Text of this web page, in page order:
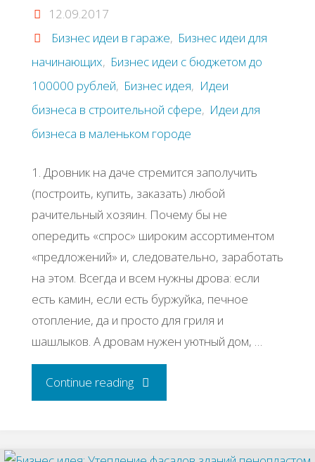
контейнеров"
12.09.2017
Бизнес идеи в гараже, Бизнес идеи для
начинающих, Бизнес идеи с бюджетом до
100000 рублей, Бизнес идея, Идеи
бизнеса в строительной сфере, Идеи для
бизнеса в маленьком городе
1. Дровник на даче стремится заполучить
(построить, купить, заказать) любой
рачительный хозяин. Почему бы не
опередить «спрос» широким ассортиментом
«предложений» и, следовательно, заработать
на этом. Всегда и всем нужны дрова: если
есть камин, если есть буржуйка, печное
отопление, да и просто для гриля и
шашлыков. А дровам нужен уютный дом, …
Continue reading"Бизнес
Мастерим